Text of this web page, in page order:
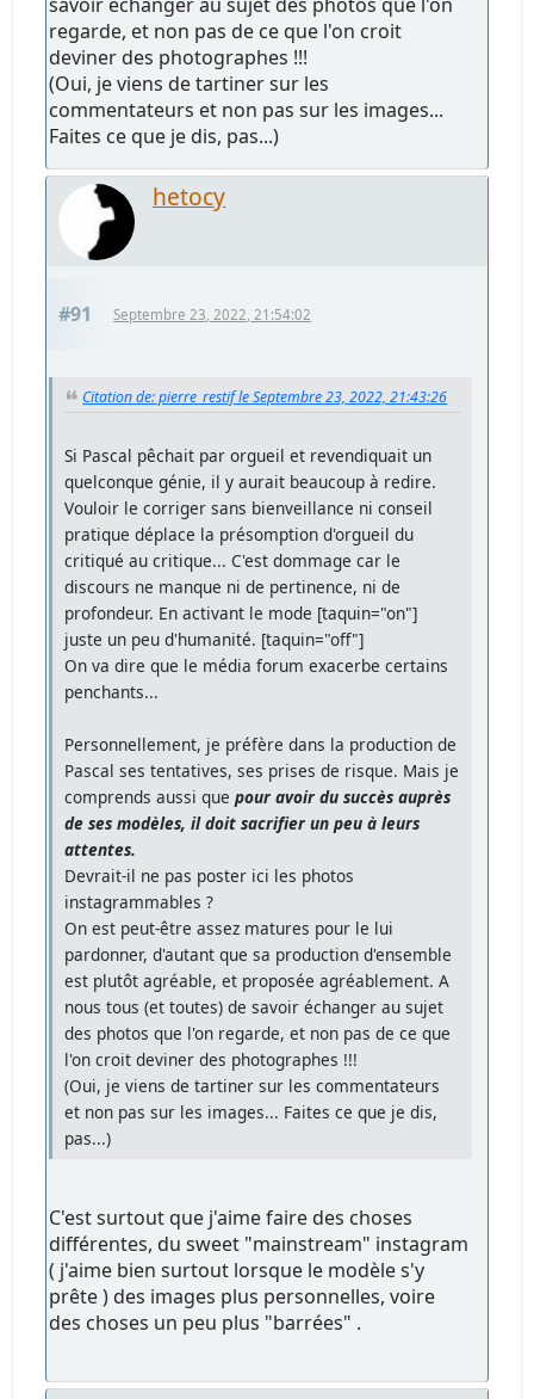
regarde, et non pas de ce que l'on croit
deviner des photographes !!!
(Oui, je viens de tartiner sur les
commentateurs et non pas sur les images...
Faites ce que je dis, pas...)
hetocy
#91 Septembre 23, 2022, 21:54:02
Citation de: pierre_restif le Septembre 23, 2022, 21:43:26
Si Pascal pêchait par orgueil et revendiquait un
quelconque génie, il y aurait beaucoup à redire.
Vouloir le corriger sans bienveillance ni conseil
pratique déplace la présomption d'orgueil du
critiqué au critique... C'est dommage car le
discours ne manque ni de pertinence, ni de
profondeur. En activant le mode [taquin="on"]
juste un peu d'humanité. [taquin="off"]
On va dire que le média forum exacerbe certains
penchants...
Personnellement, je préfère dans la production de
Pascal ses tentatives, ses prises de risque. Mais je
comprends aussi quepour avoir du succès auprès
de ses modèles, il doit sacrifier un peu à leurs
attentes.
Devrait-il ne pas poster ici les photos
instagrammables ?
On est peut-être assez matures pour le lui
pardonner, d'autant que sa production d'ensemble
est plutôt agréable, et proposée agréablement. A
nous tous (et toutes) de savoir échanger au sujet
des photos que l'on regarde, et non pas de ce que
l'on croit deviner des photographes !!!
(Oui, je viens de tartiner sur les commentateurs
et non pas sur les images... Faites ce que je dis,
pas...)
C'est surtout que j'aime faire des choses
différentes, du sweet "mainstream" instagram
( j'aime bien surtout lorsque le modèle s'y
prête ) des images plus personnelles, voire
des choses un peu plus "barrées" .